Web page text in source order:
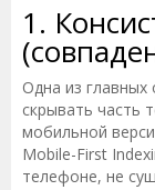
1.
Одна из
скрывать часть
мобильной
Mobile-First
телефоне, не